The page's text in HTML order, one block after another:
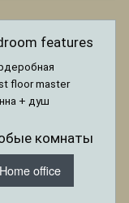
features
floor master
+ душ
комнаты
Home office